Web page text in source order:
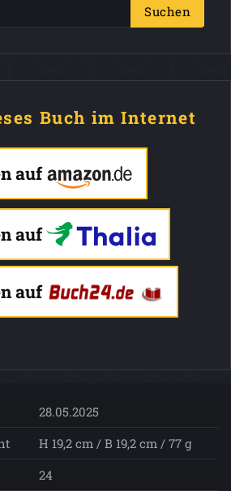
Suchen
Buch im Internet
auf
auf
auf
28.05.2025
H 19,2 cm / B 19,2 cm / 77 g
24